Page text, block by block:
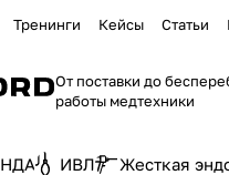
Тренинги Кейсы Статьи
От поставки до
работы медтехники
НДА ИВЛ Жесткая